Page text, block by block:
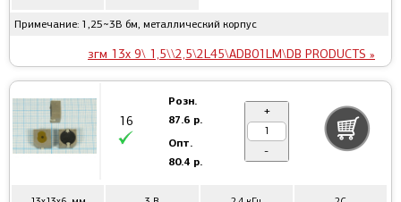
Примечание: 1,25~3В бм, металлический корпус
згм 13x 9\ 1,5\\2,5\2L45\ADB01LM\DB PRODUCTS »
16
Розн.
87.6 р.
Опт.
80.4 р.
+
-